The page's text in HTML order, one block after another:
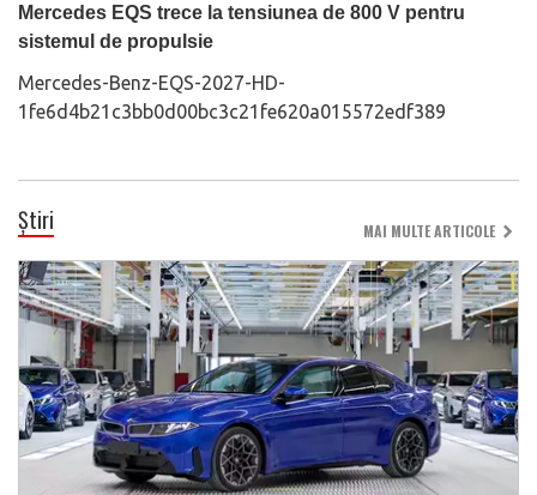
Mercedes EQS trece la tensiunea de 800 V pentru
sistemul de propulsie
Mercedes-Benz-EQS-2027-HD-
1fe6d4b21c3bb0d00bc3c21fe620a015572edf389
Știri MAI MULTE ARTICOLE